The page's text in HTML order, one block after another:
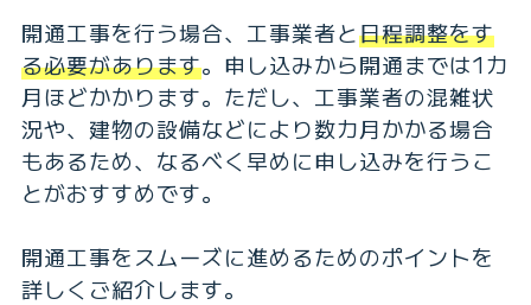
開通工事を行う場合、工事業者と日程調整をす
る必要があります。申し込みから開通までは1カ
月ほどかかります。ただし、工事業者の混雑状
況や、建物の設備などにより数カ月かかる場合
もあるため、なるべく早めに申し込みを行うこ
とがおすすめです。
開通工事をスムーズに進めるためのポイントを
詳しくご紹介します。